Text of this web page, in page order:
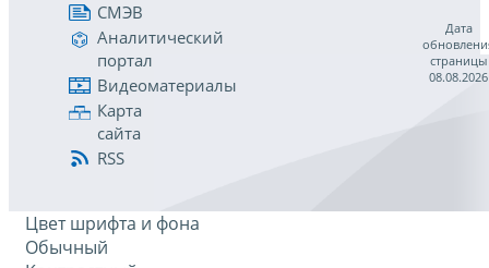
СМЭВ
Аналитический
портал
Видеоматериалы
Карта
сайта
RSS
Дата
страницы
08.08.2026
Цвет шрифта и фона
Обычный